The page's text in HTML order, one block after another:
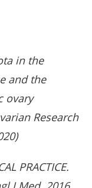
in the
and the
ovary
Research
PRACTICE.